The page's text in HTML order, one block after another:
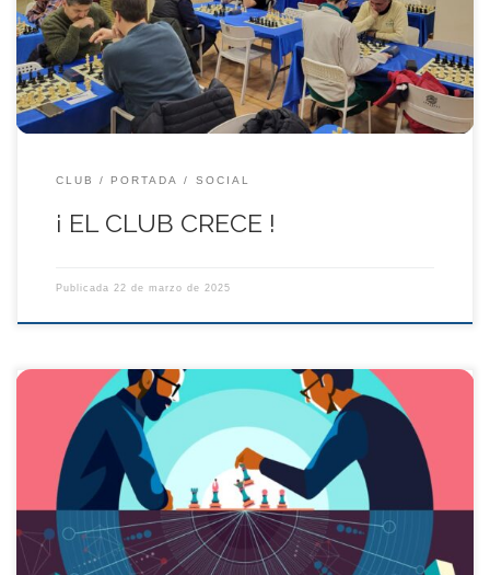
Segunda División, rozando los 100 socios y agendando los
próximos eventos en el mes del deporte e Islazul
CLUB PORTADA SOCIAL
¡ EL CLUB CRECE !
Publicada 22 de marzo de 2025
Pertenecer a un club de ajedrez puede tener muchos
beneficios, tanto a nivel personal como social. Algunas de las
ventajas de formar parte de un club de ajedrez son: Mejorar tu
nivel de juego al practicar con otros jugadores de diferentes
estilos y habilidades.Participar en torneos y competiciones
oficiales, tanto […]